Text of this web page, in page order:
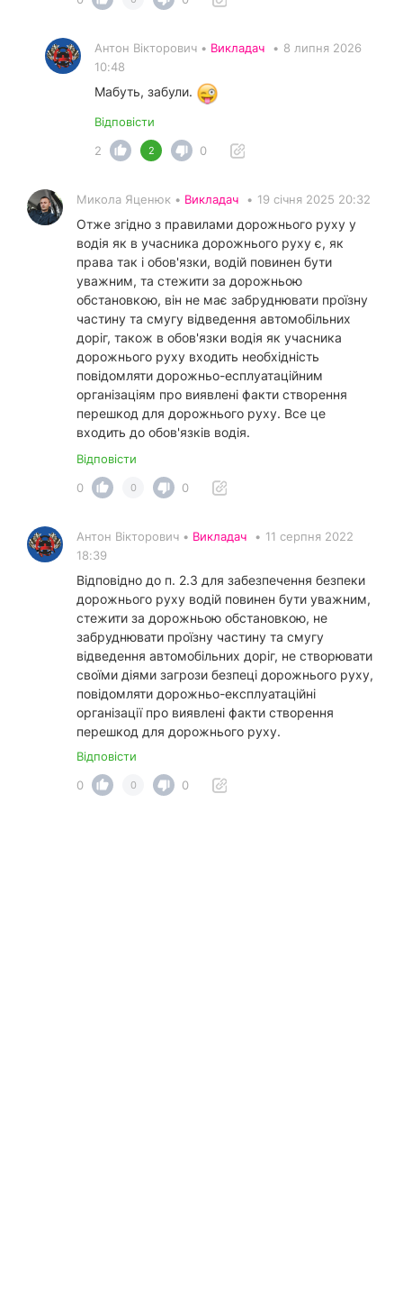
Антон Вікторович • Викладач • 8 липня 2026
10:48
Мабуть, забули.
Відповісти
2
2 0
Микола Яценюк • Викладач • 19 січня 2025 20:32
Отже згідно з правилами дорожнього руху у
водія як в учасника дорожнього руху є, як
права так і обов'язки, водій повинен бути
уважним, та стежити за дорожньою
обстановкою, він не має забруднювати проїзну
частину та смугу відведення автомобільних
доріг, також в обов'язки водія як учасника
дорожнього руху входить необхідність
повідомляти дорожньо-есплуатаційним
організаціям про виявлені факти створення
перешкод для дорожнього руху. Все це
входить до обов'язків водія.
Відповісти
0
0 0
Антон Вікторович • Викладач • 11 серпня 2022
18:39
Відповідно до п. 2.3 для забезпечення безпеки
дорожнього руху водій повинен бути уважним,
стежити за дорожньою обстановкою, не
забруднювати проїзну частину та смугу
відведення автомобільних доріг, не створювати
своїми діями загрози безпеці дорожнього руху,
повідомляти дорожньо-експлуатаційні
організації про виявлені факти створення
перешкод для дорожнього руху.
Відповісти
0
0 0